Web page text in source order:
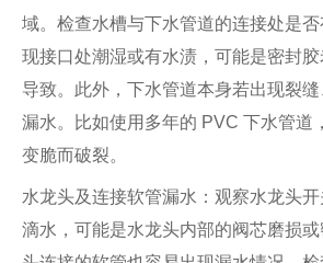
域。检查水槽与下水管道的连接处是
现接口处潮湿或有水渍，可能是密封
导致。此外，下水管道本身若出现裂
漏水。比如使用多年的 PVC 下水管道
变脆而破裂。
水龙头及连接软管漏水：观察水龙头
滴水，可能是水龙头内部的阀芯磨损